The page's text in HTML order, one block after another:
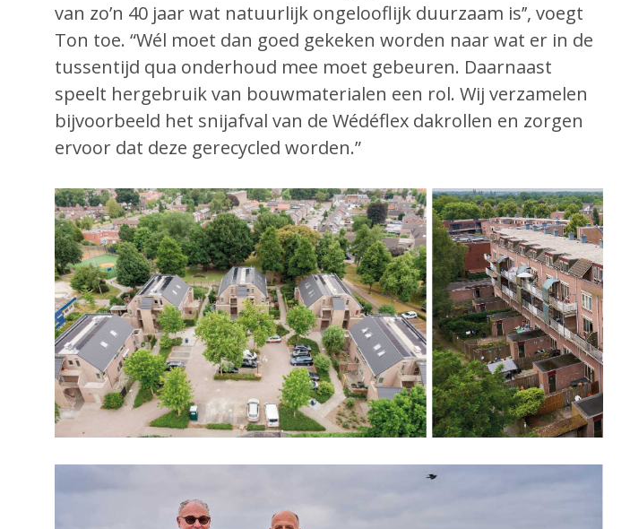
van zo’n 40 jaar wat natuurlijk ongelooflijk duurzaam is’’, voegt
Ton toe. “Wél moet dan goed gekeken worden naar wat er in de
tussentijd qua onderhoud mee moet gebeuren. Daarnaast
speelt hergebruik van bouwmaterialen een rol. Wij verzamelen
bijvoorbeeld het snijafval van de Wédéflex dakrollen en zorgen
ervoor dat deze gerecycled worden.”